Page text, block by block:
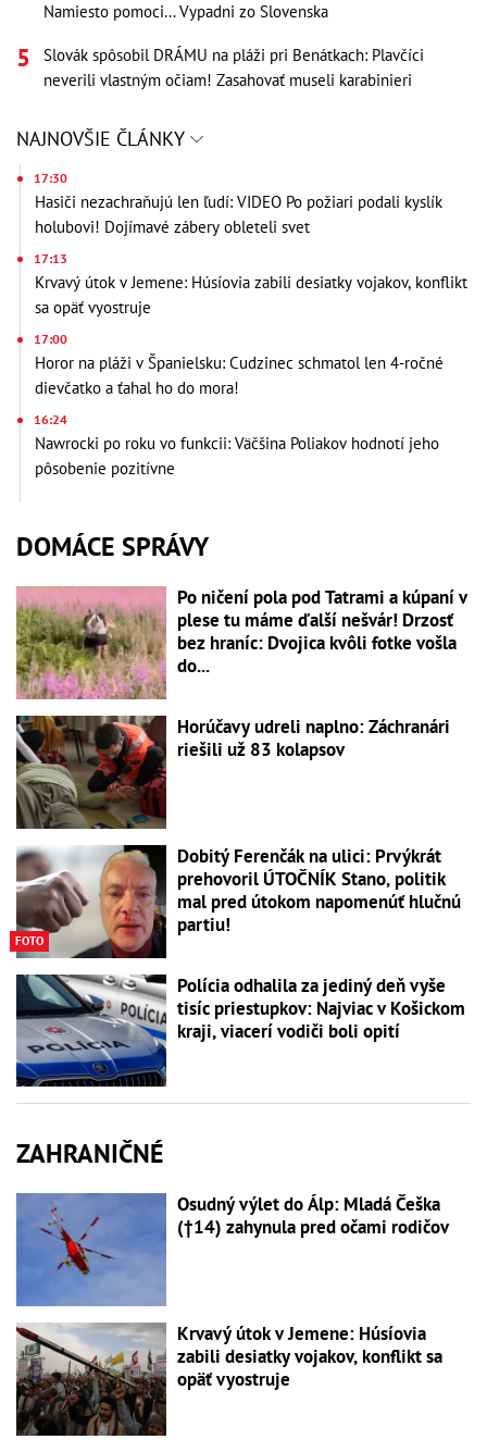
Namiesto pomoci... Vypadni zo Slovenska
Slovák spôsobil DRÁMU na pláži pri Benátkach: Plavčíci
neverili vlastným očiam! Zasahovať museli karabinieri
NAJNOVŠIE ČLÁNKY
17:30
Hasiči nezachraňujú len ľudí: VIDEO Po požiari podali kyslík
holubovi! Dojímavé zábery obleteli svet
17:13
Krvavý útok v Jemene: Húsíovia zabili desiatky vojakov, konflikt
sa opäť vyostruje
17:00
Horor na pláži v Španielsku: Cudzinec schmatol len 4-ročné
dievčatko a ťahal ho do mora!
16:24
Nawrocki po roku vo funkcii: Väčšina Poliakov hodnotí jeho
pôsobenie pozitívne
DOMÁCE SPRÁVY
Po ničení pola pod Tatrami a kúpaní v
plese tu máme ďalší nešvár! Drzosť
bez hraníc: Dvojica kvôli fotke vošla
do...
Horúčavy udreli naplno: Záchranári
riešili už 83 kolapsov
FOTO
Dobitý Ferenčák na ulici: Prvýkrát
prehovoril ÚTOČNÍK Stano, politik
mal pred útokom napomenúť hlučnú
partiu!
Polícia odhalila za jediný deň vyše
tisíc priestupkov: Najviac v Košickom
kraji, viacerí vodiči boli opití
ZAHRANIČNÉ
Osudný výlet do Álp: Mladá Češka
(†14) zahynula pred očami rodičov
Krvavý útok v Jemene: Húsíovia
zabili desiatky vojakov, konflikt sa
opäť vyostruje